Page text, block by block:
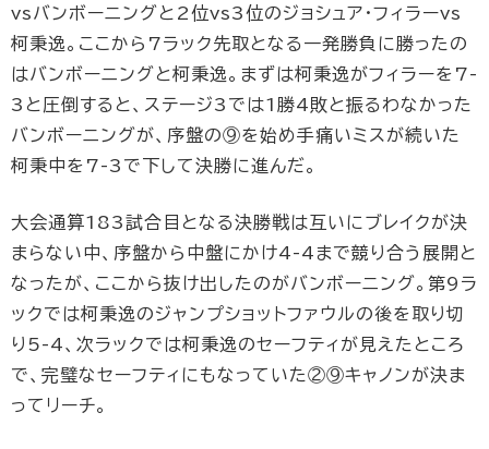
vsバンボーニングと2位vs3位のジョシュア・フィラーvs
柯秉逸。ここから7ラック先取となる一発勝負に勝ったの
はバンボーニングと柯秉逸。まずは柯秉逸がフィラーを7-
3と圧倒すると、ステージ3では1勝4敗と振るわなかった
バンボーニングが、序盤の⑨を始め手痛いミスが続いた
柯秉中を7-3で下して決勝に進んだ。
大会通算183試合目となる決勝戦は互いにブレイクが決
まらない中、序盤から中盤にかけ4-4まで競り合う展開と
なったが、ここから抜け出したのがバンボーニング。第9ラ
ックでは柯秉逸のジャンプショットファウルの後を取り切
り5-4、次ラックでは柯秉逸のセーフティが見えたところ
で、完璧なセーフティにもなっていた②⑨キャノンが決ま
ってリーチ。